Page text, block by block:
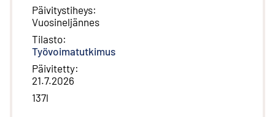
Päivitystiheys:
Vuosineljännes
Tilasto:
Työvoimatutkimus
Päivitetty:
21.7.2026
137l